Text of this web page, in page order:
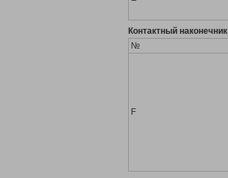
Контактный наконечник
№
F